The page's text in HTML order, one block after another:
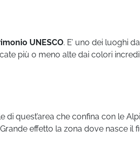
UNESCO. E’ uno dei luoghi
più o meno alte dai colori
di quest’area che confina con le
effetto la zona dove nasce il